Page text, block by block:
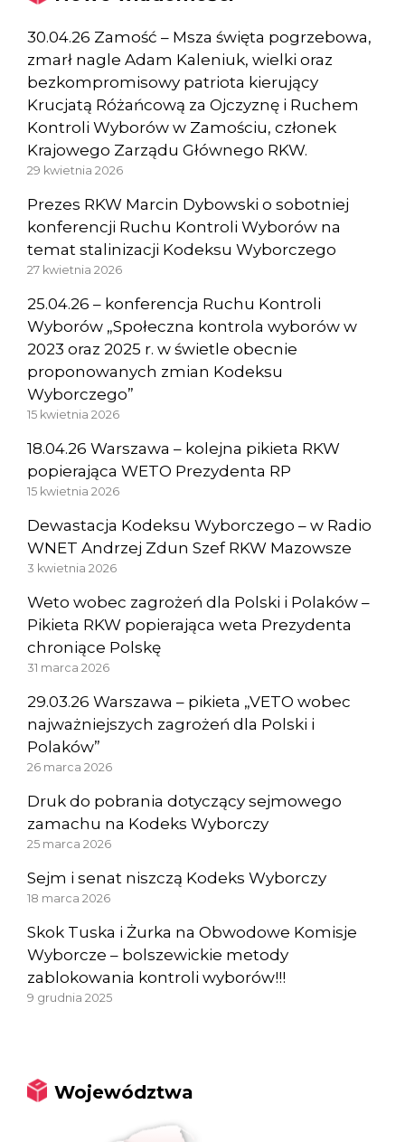
30.04.26 Zamość – Msza święta pogrzebowa,
zmarł nagle Adam Kaleniuk, wielki oraz
bezkompromisowy patriota kierujący
Krucjatą Różańcową za Ojczyznę i Ruchem
Kontroli Wyborów w Zamościu, członek
Krajowego Zarządu Głównego RKW.
29 kwietnia 2026
Prezes RKW Marcin Dybowski o sobotniej
konferencji Ruchu Kontroli Wyborów na
temat stalinizacji Kodeksu Wyborczego
27 kwietnia 2026
25.04.26 – konferencja Ruchu Kontroli
Wyborów „Społeczna kontrola wyborów w
2023 oraz 2025 r. w świetle obecnie
proponowanych zmian Kodeksu
Wyborczego”
15 kwietnia 2026
18.04.26 Warszawa – kolejna pikieta RKW
popierająca WETO Prezydenta RP
15 kwietnia 2026
Dewastacja Kodeksu Wyborczego – w Radio
WNET Andrzej Zdun Szef RKW Mazowsze
3 kwietnia 2026
Weto wobec zagrożeń dla Polski i Polaków –
Pikieta RKW popierająca weta Prezydenta
chroniące Polskę
31 marca 2026
29.03.26 Warszawa – pikieta „VETO wobec
najważniejszych zagrożeń dla Polski i
Polaków”
26 marca 2026
Druk do pobrania dotyczący sejmowego
zamachu na Kodeks Wyborczy
25 marca 2026
Sejm i senat niszczą Kodeks Wyborczy
18 marca 2026
Skok Tuska i Żurka na Obwodowe Komisje
Wyborcze – bolszewickie metody
zablokowania kontroli wyborów!!!
9 grudnia 2025
Województwa